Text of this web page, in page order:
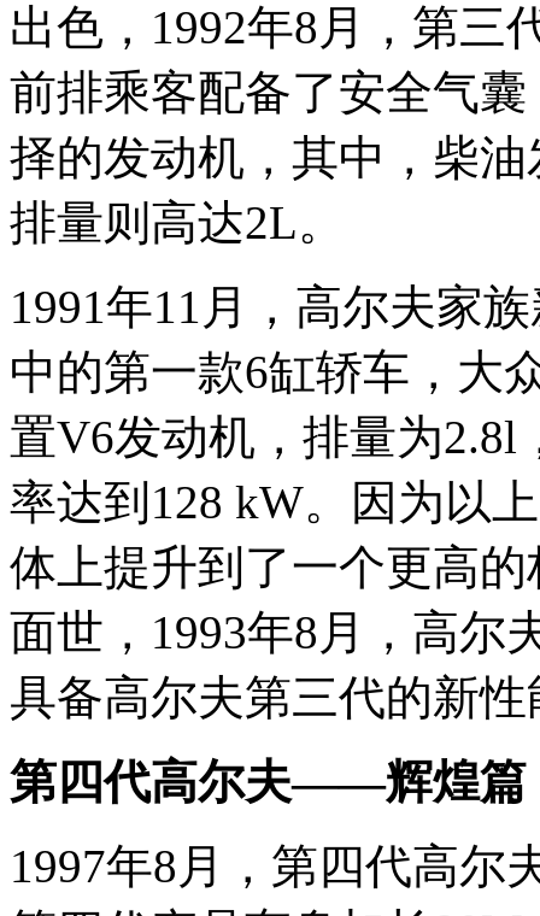
出色，1992年8月，第三
前排乘客配备了安全气
择的发动机，其中，柴
排量则高达2L。
1991年11月，高尔夫家
中的第一款6缸轿车，大
置V6发动机，排量为2.8l
率达到128 kW。因为以
体上提升到了一个更高
面世，1993年8月，高尔
具备高尔夫第三代的新性
第四代高尔夫——辉煌篇
1997年8月，第四代高尔